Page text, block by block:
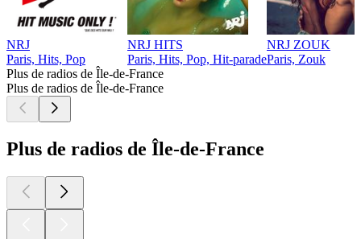
NRJ
Paris, Hits, Pop
NRJ HITS
Paris, Hits, Pop, Hit-parade
NRJ ZOUK
Paris, Zouk
Plus de radios de Île-de-France
Plus de radios de Île-de-France
Plus de radios de Île-de-France